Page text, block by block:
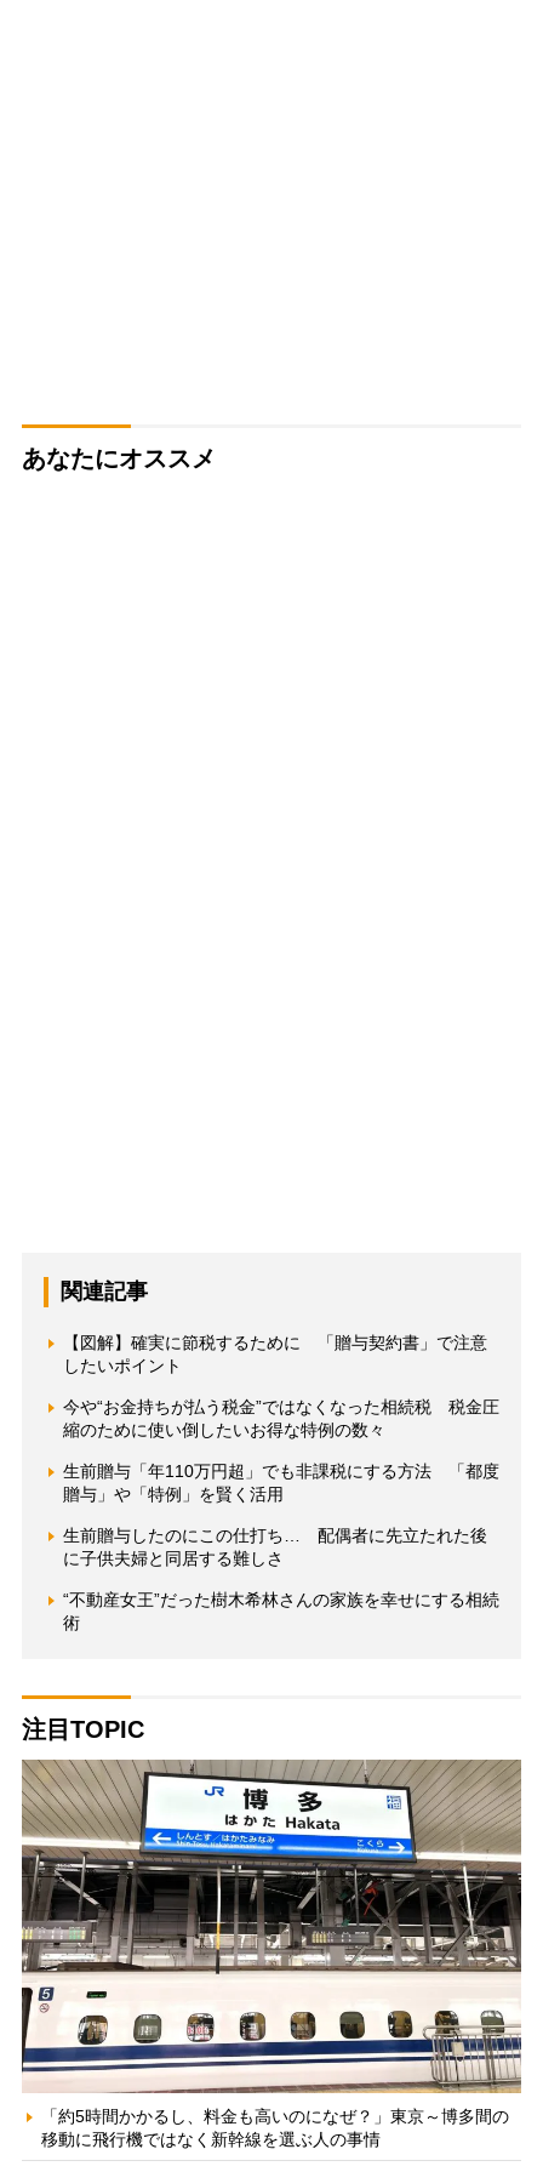
あなたにオススメ
関連記事
【図解】確実に節税するために 「贈与契約書」で注意
したいポイント
今や“お金持ちが払う税金”ではなくなった相続税 税金圧
縮のために使い倒したいお得な特例の数々
生前贈与「年110万円超」でも非課税にする方法 「都度
贈与」や「特例」を賢く活用
生前贈与したのにこの仕打ち… 配偶者に先立たれた後
に子供夫婦と同居する難しさ
“不動産女王”だった樹木希林さんの家族を幸せにする相続
術
注目TOPIC
「約5時間かかるし、料金も高いのになぜ？」東京～博多間の
移動に飛行機ではなく新幹線を選ぶ人の事情